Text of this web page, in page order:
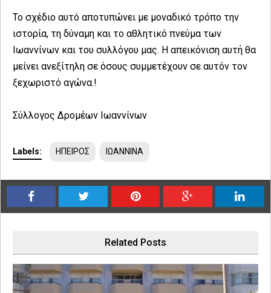
Το σχέδιο αυτό αποτυπώνει με μοναδικό τρόπο την
ιστορία, τη δύναμη και το αθλητικό πνεύμα των
Ιωαννίνων και του συλλόγου μας. Η απεικόνιση αυτή θα
μείνει ανεξίτηλη σε όσους συμμετέχουν σε αυτόν τον
ξεχωριστό αγώνα.!
Σύλλογος Δρομέων Ιωαννίνων
Labels: ΗΠΕΙΡΟΣ ΙΩΑΝΝΙΝΑ
Related Posts